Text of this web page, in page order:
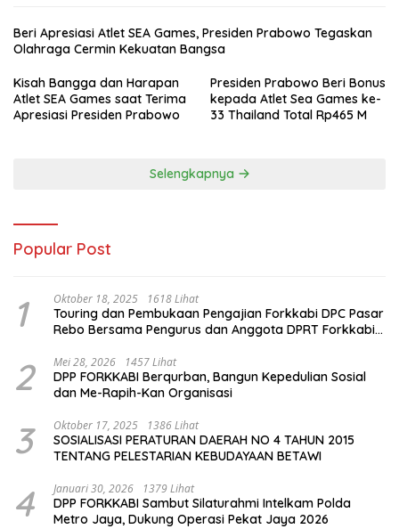
Beri Apresiasi Atlet SEA Games, Presiden Prabowo Tegaskan
Olahraga Cermin Kekuatan Bangsa
Kisah Bangga dan Harapan
Atlet SEA Games saat Terima
Apresiasi Presiden Prabowo
Presiden Prabowo Beri Bonus
kepada Atlet Sea Games ke-
33 Thailand Total Rp465 M
Selengkapnya
Popular Post
1 Oktober 18, 2025 1618 Lihat
Touring dan Pembukaan Pengajian Forkkabi DPC Pasar
Rebo Bersama Pengurus dan Anggota DPRT Forkkabi
2 Mei 28, 2026 1457 Lihat
DPP FORKKABI Berqurban, Bangun Kepedulian Sosial
dan Me-Rapih-Kan Organisasi
3 Oktober 17, 2025 1386 Lihat
SOSIALISASI PERATURAN DAERAH NO 4 TAHUN 2015
TENTANG PELESTARIAN KEBUDAYAAN BETAWI
4 Januari 30, 2026 1379 Lihat
DPP FORKKABI Sambut Silaturahmi Intelkam Polda
Metro Jaya, Dukung Operasi Pekat Jaya 2026